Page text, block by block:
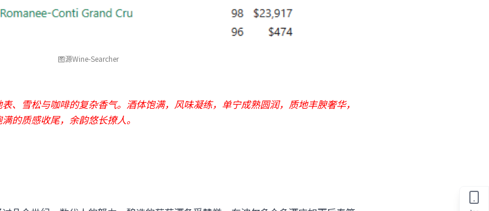
图源Wine-Searcher
、雪松与咖啡的复杂香气。酒体饱满，风味凝练，单宁成熟圆润，质地丰腴奢华，
的质感收尾，余韵悠长撩人。